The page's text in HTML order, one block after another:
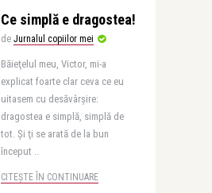
Ce simplă e dragostea!
de Jurnalul copiilor mei
Băieţelul meu, Victor, mi-a
explicat foarte clar ceva ce eu
uitasem cu desăvârşire:
dragostea e simplă, simplă de
tot. Şi ţi se arată de la bun
început ..
CITEȘTE ÎN CONTINUARE